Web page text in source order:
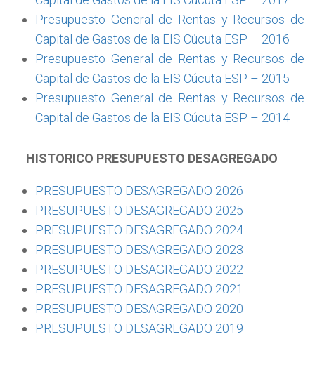
Presupuesto General de Rentas y Recursos de
Capital de Gastos de la EIS Cúcuta ESP – 2016
Presupuesto General de Rentas y Recursos de
Capital de Gastos de la EIS Cúcuta ESP – 2015
Presupuesto General de Rentas y Recursos de
Capital de Gastos de la EIS Cúcuta ESP – 2014
HISTORICO PRESUPUESTO DESAGREGADO
PRESUPUESTO DESAGREGADO 2026
PRESUPUESTO DESAGREGADO 2025
PRESUPUESTO DESAGREGADO 2024
PRESUPUESTO DESAGREGADO 2023
PRESUPUESTO DESAGREGADO 2022
PRESUPUESTO DESAGREGADO 2021
PRESUPUESTO DESAGREGADO 2020
PRESUPUESTO DESAGREGADO 2019